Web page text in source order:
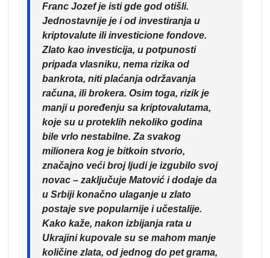
Franc Jozef je isti gde god otišli.
Jednostavnije je i od investiranja u
kriptovalute ili investicione fondove.
Zlato kao investicija, u potpunosti
pripada vlasniku, nema rizika od
bankrota, niti plaćanja održavanja
računa, ili brokera. Osim toga, rizik je
manji u poređenju sa kriptovalutama,
koje su u proteklih nekoliko godina
bile vrlo nestabilne. Za svakog
milionera kog je bitkoin stvorio,
značajno veći broj ljudi je izgubilo svoj
novac – zaključuje Matović i dodaje da
u Srbiji konačno ulaganje u zlato
postaje sve popularnije i učestalije.
Kako kaže, nakon izbijanja rata u
Ukrajini kupovale su se mahom manje
količine zlata, od jednog do pet grama,